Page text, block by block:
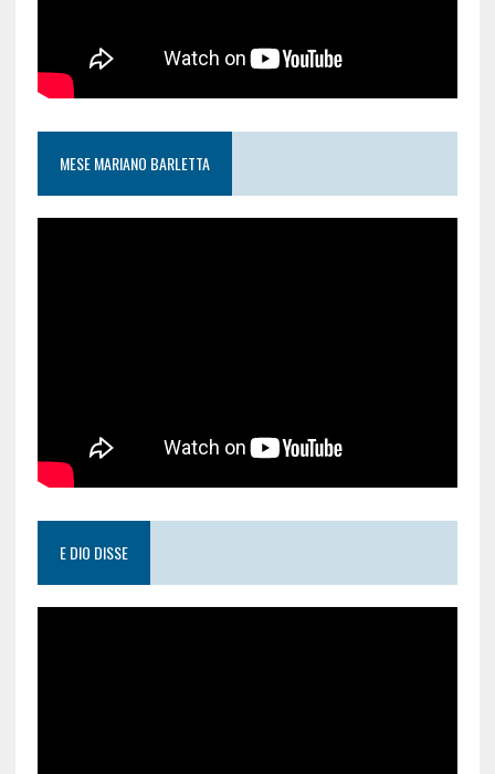
MESE MARIANO BARLETTA
E DIO DISSE